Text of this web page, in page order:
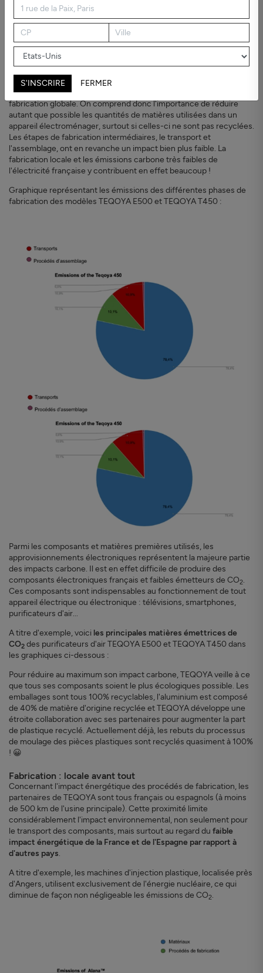
encore plus là-dessus. Voici le retour sur nos investigations !
Le calcul empreinte carbone des purificateurs
d'air TEQOYA
Au commencement : l'acquisition des ressources
purificateurs d'air TEQOYA les plus puissants représentent environ
80% des émissions de CO
fabrication globale. On comprend donc l'importance de réduire
autant que possible les quantités de matières utilisées dans un
appareil électroménager, surtout si celles-ci ne sont pas recyclées.
Les étapes de fabrication intermédiaires, le transport et
l'assemblage, ont en revanche un impact bien plus faible. La
fabrication locale et les émissions carbone très faibles de
l'électricité française y contribuent en effet beaucoup !
Graphique représentant les émissions des différentes phases de
fabrication des modèles TEQOYA E500 et TEQOYA T450 :
Parmi les composants et matières premières utilisés, les
approvisionnements électroniques représentent la majeure partie
des impacts carbone. Il est en effet difficile de produire des
composants électroniques français et faibles émetteurs de CO2.
Ces composants sont indispensables au fonctionnement de tout
appareil électrique ou électronique : télévisions, smartphones,
purificateurs d'air...
A titre d'exemple, voici les principales matières émettrices de
CO2 des purificateurs d'air TEQOYA E500 et TEQOYA T450 dans
les graphiques ci-dessous :
Pour réduire au maximum son impact carbone, TEQOYA veille à ce
que tous ses composants soient le plus écologiques possible. Les
emballages sont tous 100% recyclables, l'aluminium est composé
de 40% de matière d'origine recyclée et TEQOYA développe une
étroite collaboration avec ses partenaires pour augmenter la part
de plastique recyclé. Actuellement déjà, les rebuts du processus
de moulage des pièces plastiques sont recyclés quasiment à 100%
! 😀
Fabrication : locale avant tout
Concernant l'impact énergétique des procédés de fabrication, les
partenaires de TEQOYA sont tous français ou espagnols (à moins
de 500 km de l'usine principale). Cette proximité limite
considérablement l'impact environnemental, non seulement pour
le transport des composants, mais surtout au regard du faible
impact énergétique de la France et de l'Espagne par rapport à
d'autres pays.
A titre d'exemple, les machines d'injection plastique, localisée près
d'Angers, utilisent exclusivement de l'énergie nucléaire, ce qui
diminue de façon non négligeable les émissions de CO2.
S'INSCRIRE FERMER